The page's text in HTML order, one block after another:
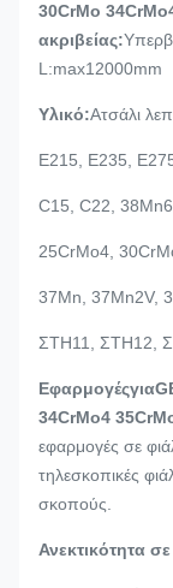
30CrMo
ακριβείας:
L:max12000mm
Υλικό:Ατσάλι
Ε215, Ε235,
C15, C22,
25CrMo4,
37Mn, 37Mn2V,
ΣΤΗ11, ΣΤΗ12,
Εφαρμογέςγια
34CrMo4
εφαρμογές σε
τηλεσκοπικές
σκοπούς.
Ανεκτικότητα